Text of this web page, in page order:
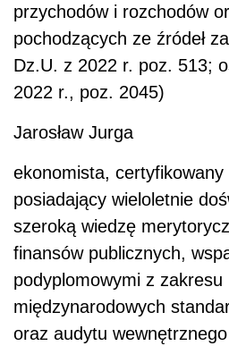
przychodów i rozchodów
pochodzących ze źródeł
Dz.U. z 2022 r. poz. 513;
2022 r., poz. 2045)
Jarosław Jurga
ekonomista, certyfikowany
posiadający wieloletnie
szeroką wiedzę
finansów publicznych,
podyplomowymi z zakresu
międzynarodowych
oraz audytu